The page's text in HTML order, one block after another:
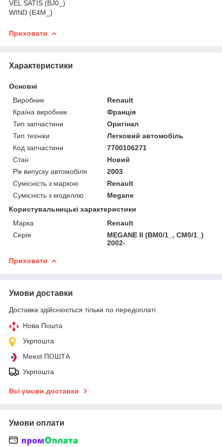
VEL SATIS (BJ0_)
WIND (E4M_)
Приховати
Характеристики
Основні
Виробник
Renault
Країна виробник
Франція
Тип запчастини
Оригінал
Тип техніки
Легковий автомобіль
Код запчастини
7700106271
Стан
Новий
Рік випуску автомобіля
2003
Сумісність з маркою
Renault
Сумісність з моделлю
Megane
Користувальницькі характеристики
Марка
Renault
Серія
MEGANE II (BM0/1_, CM0/1_)
2002-
Приховати
Умови доставки
Доставка здійснюється тільки по передоплаті.
Нова Пошта
Укрпошта
Meest ПОШТА
Укрпошта
Всі умови доставки
Умови оплати